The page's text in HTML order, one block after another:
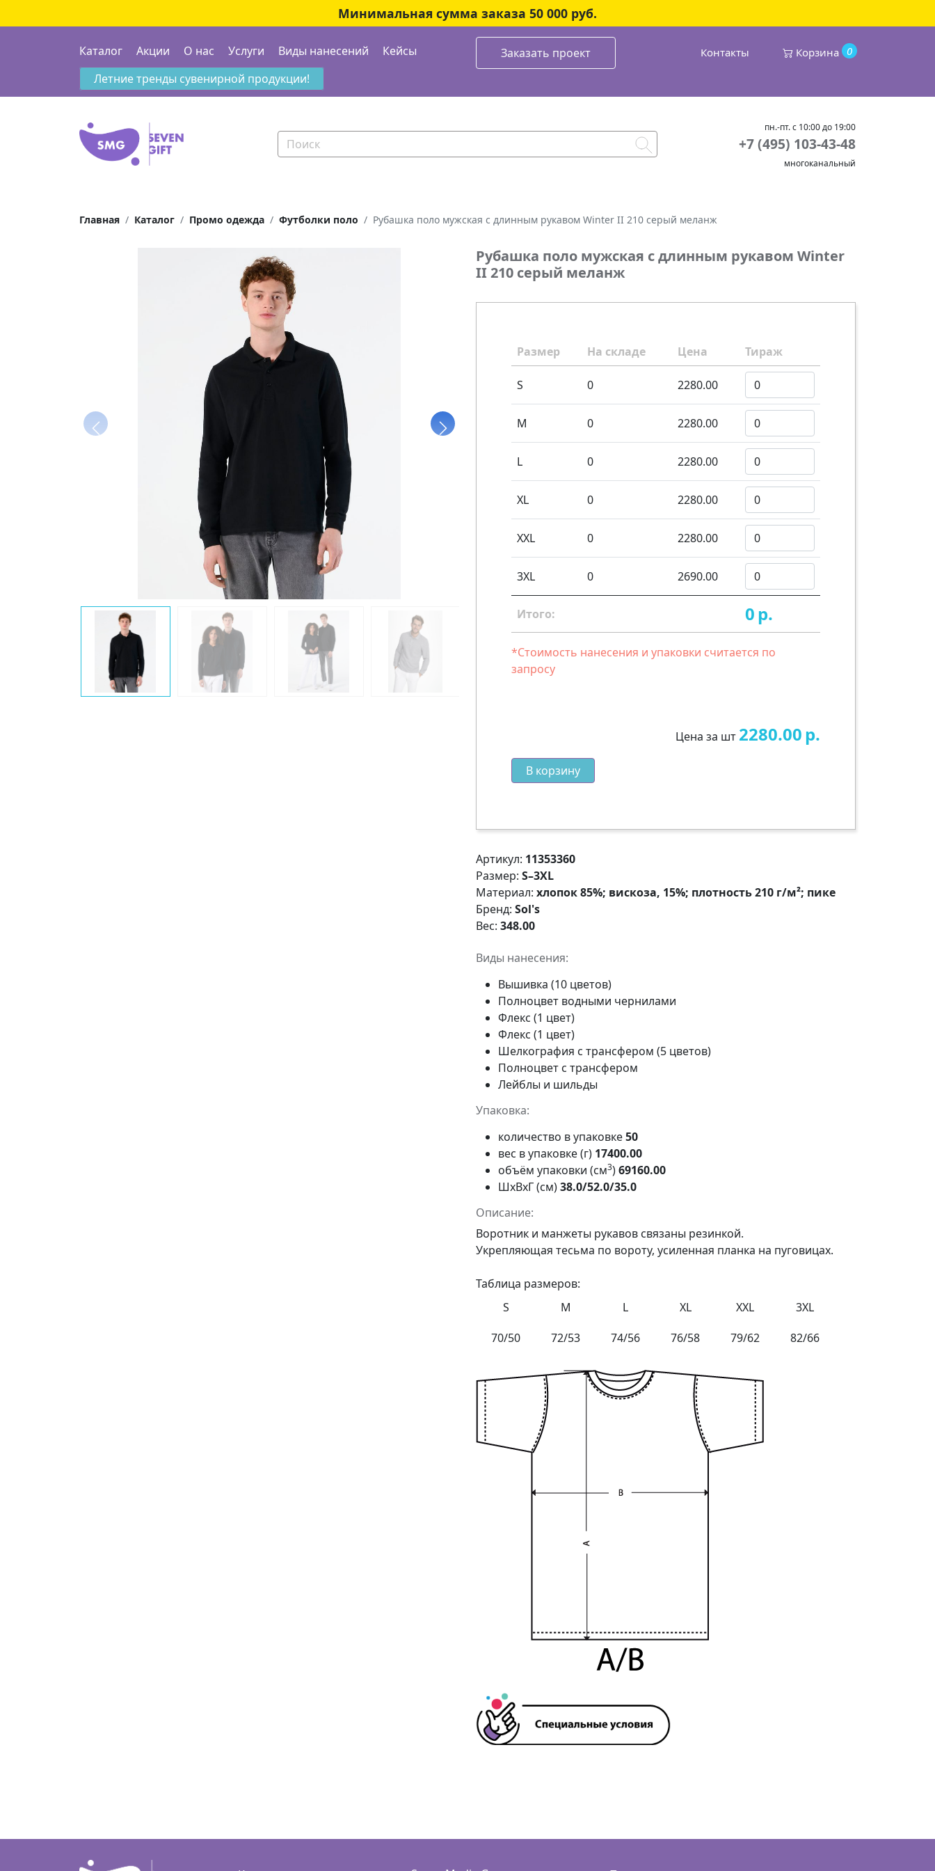
Минимальная сумма заказа 50 000 руб.
Каталог Акции О нас Услуги Виды нанесений Кейсы Заказать проект Контакты 0
Корзина
Летние тренды сувенирной продукции!
пн.-пт. с 10:00 до 19:00
+7 (495) 103-43-48
многоканальный
Главная Каталог Промо одежда Футболки поло Рубашка поло мужская с длинным рукавом Winter II 210 серый меланж
Рубашка поло мужская с длинным рукавом Winter
II 210 серый меланж
Размер На складе Цена Тираж
S 0 2280.00
M 0 2280.00
L 0 2280.00
XL 0 2280.00
XXL 0 2280.00
3XL 0 2690.00
Итого: 0р.
*Стоимость нанесения и упаковки считается по
запросу
Цена за шт 2280.00р.
В корзину
Артикул: 11353360
Размер: S–3XL
Материал: хлопок 85%; вискоза, 15%; плотность 210 г/м²; пике
Бренд: Sol's
Вес: 348.00
Виды нанесения:
Вышивка (10 цветов)
Полноцвет водными чернилами
Флекс (1 цвет)
Флекс (1 цвет)
Шелкография с трансфером (5 цветов)
Полноцвет с трансфером
Лейблы и шильды
Упаковка:
количество в упаковке50
вес в упаковке (г) 17400.00
объём упаковки (см3)69160.00
ШxВxГ (см)38.0/52.0/35.0
Описание:
Воротник и манжеты рукавов связаны резинкой.
Укрепляющая тесьма по вороту, усиленная планка на пуговицах.
Таблица размеров:
S
M L XL XXL
3XL
70/50
72/53 74/56 76/58 79/62 82/66